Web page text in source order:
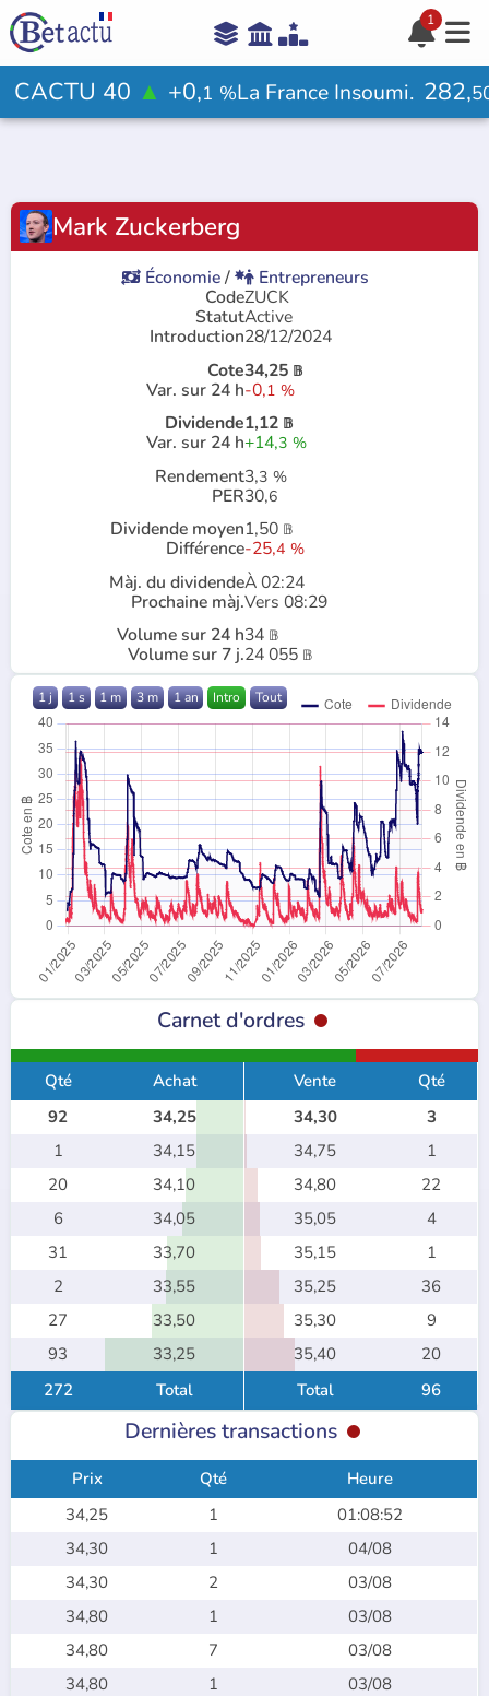
   
1 
 Aide
CACTU 40 ▲ +0,1 %La France Insoumi. 282,
Mark Zuckerberg
Économie/ Entrepreneurs
CodeZUCK
StatutActive
Introduction28/12/2024
Cote34,25 𝔹
Var. sur 24 h-0,1 %
Dividende1,12 𝔹
Var. sur 24 h+14,3 %
Rendement3,3 %
PER30,6
Dividende moyen1,50 𝔹
Différence-25,4 %
Màj. du dividendeÀ 02:24
Prochaine màj.Vers 08:29
Volume sur 24 h34 𝔹
Volume sur 7 j.24 055 𝔹
1 j 1 s 1 m 3 m 1 an Intro Tout
Carnet d'ordres
Qté
Achat
92
34,25
1
34,15
20
34,10
6
34,05
31
33,70
2
33,55
27
33,50
93
33,25
272
Total
Vente
Qté
34,30
3
34,75
1
34,80
22
35,05
4
35,15
1
35,25
36
35,30
9
35,40
20
Total
96
Dernières transactions
Prix Qté
Heure
34,25
1
01:08:52
34,30
1
04/08
34,30
2
03/08
34,80
1
03/08
34,80
7
03/08
34,80
1
03/08